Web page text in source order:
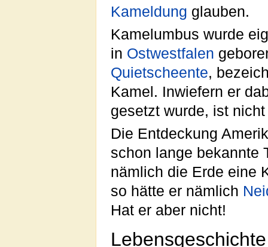
Kameldung glauben.
Kamelumbus wurde
in Ostwestfalen
Quietscheente,
Kamel. Inwiefern er
gesetzt wurde, ist
Die Entdeckung
schon lange bekannte
nämlich die Erde eine
so hätte er nämlich
Hat er aber nicht!